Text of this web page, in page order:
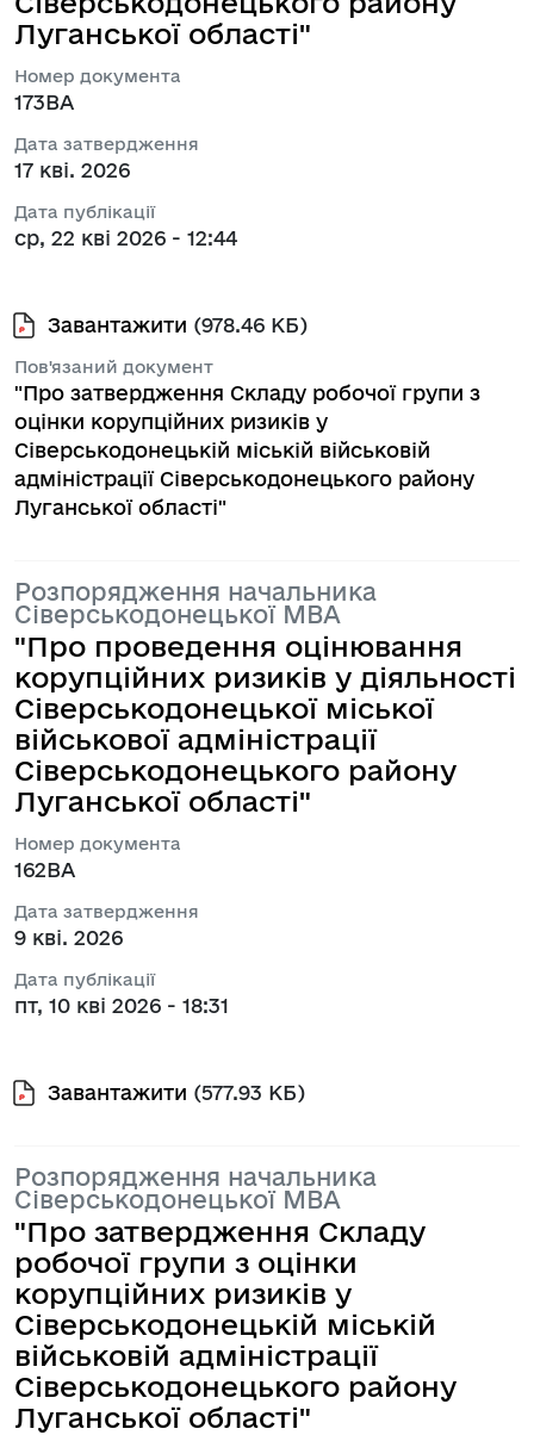
Луганської області"
Номер документа
173ВА
Дата затвердження
17 кві. 2026
Дата публікації
ср, 22 кві 2026 - 12:44
Завантажити (978.46 КБ)
Пов'язаний документ
"Про затвердження Складу робочої групи з
оцінки корупційних ризиків у
Сіверськодонецькій міській військовій
адміністрації Сіверськодонецького району
Луганської області"
Розпорядження начальника
Сіверськодонецької МВА
"Про проведення оцінювання
корупційних ризиків у діяльності
Сіверськодонецької міської
військової адміністрації
Сіверськодонецького району
Луганської області"
Номер документа
162ВА
Дата затвердження
9 кві. 2026
Дата публікації
пт, 10 кві 2026 - 18:31
Завантажити (577.93 КБ)
Розпорядження начальника
Сіверськодонецької МВА
"Про затвердження Складу
робочої групи з оцінки
корупційних ризиків у
Сіверськодонецькій міській
військовій адміністрації
Сіверськодонецького району
Луганської області"